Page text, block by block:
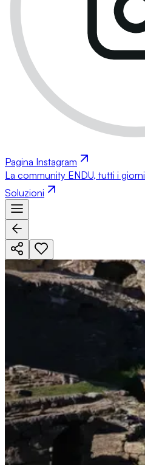
Pagina Instagram
La community ENDU, tutti i giorni
Soluzioni